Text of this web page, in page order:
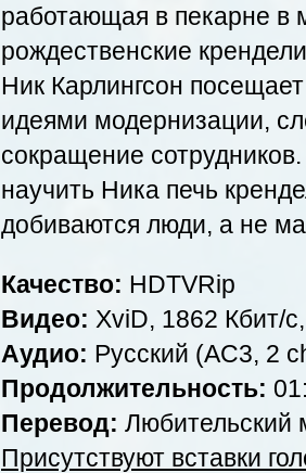
работающая в пекарне в
рождественские
Ник Карлингсон
идеями модернизации,
сокращение
научить Ника печь
добиваются люди, а не
Качество: HDTVRip
Видео: XviD, 1862 Кбит/
Аудио: Русский (AC3, 2
Продолжительность:
Перевод: Любительский
Присутствуют вставки